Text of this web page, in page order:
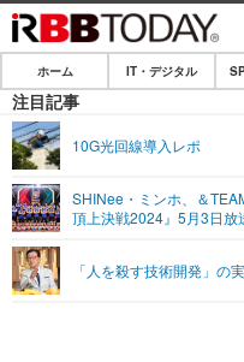
ホーム
IT・デジタル
ネタ
ショッピング
SPEED TEST
エンタメ
エンタメTOP
ライフ
ホーム IT・デジタル
注目記事
10G光回線導入レポ
SHINee・ミンホ、＆
頂上決戦2024』5月3日放
「人を殺す技術開発」